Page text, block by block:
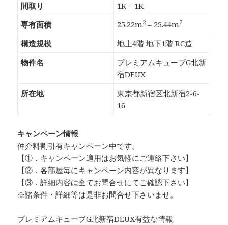
間取り
1K – 1K
専有面積
25.22m2 – 25.44m2
構造規模
地上4階 地下1階 RC造
物件名
プレミアムキューブG北新
宿DEUX
所在地
東京都新宿区北新宿2-6-
16
キャンペーン情報
仲介料割引有キャンペーン中です。
【①．キャンペーン適用はお気軽にご連絡下さい】
【②．各部屋毎にキャンペーン内容が異なります】
【③．詳細内容は全てお問合せにてご確認下さい】
※諸条件・詳細等は是非お問合せ下さいませ。
プレミアムキューブG北新宿DEUX有益な情報